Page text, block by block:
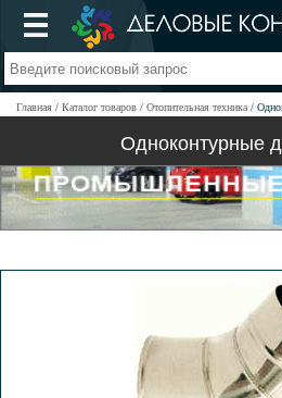
Главная Каталог товаров Отопительная техника
Одноконтурные